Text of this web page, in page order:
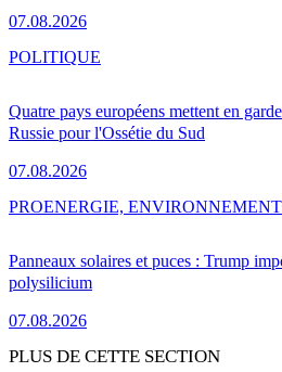
07.08.2026
Quatre pays européens mettent en
Russie pour l'Ossétie du Sud
07.08.2026
POLITIQUE
Panneaux solaires et puces : Trump
polysilicium
07.08.2026
PROENERGIE,
PLUS DE CETTE SECTION